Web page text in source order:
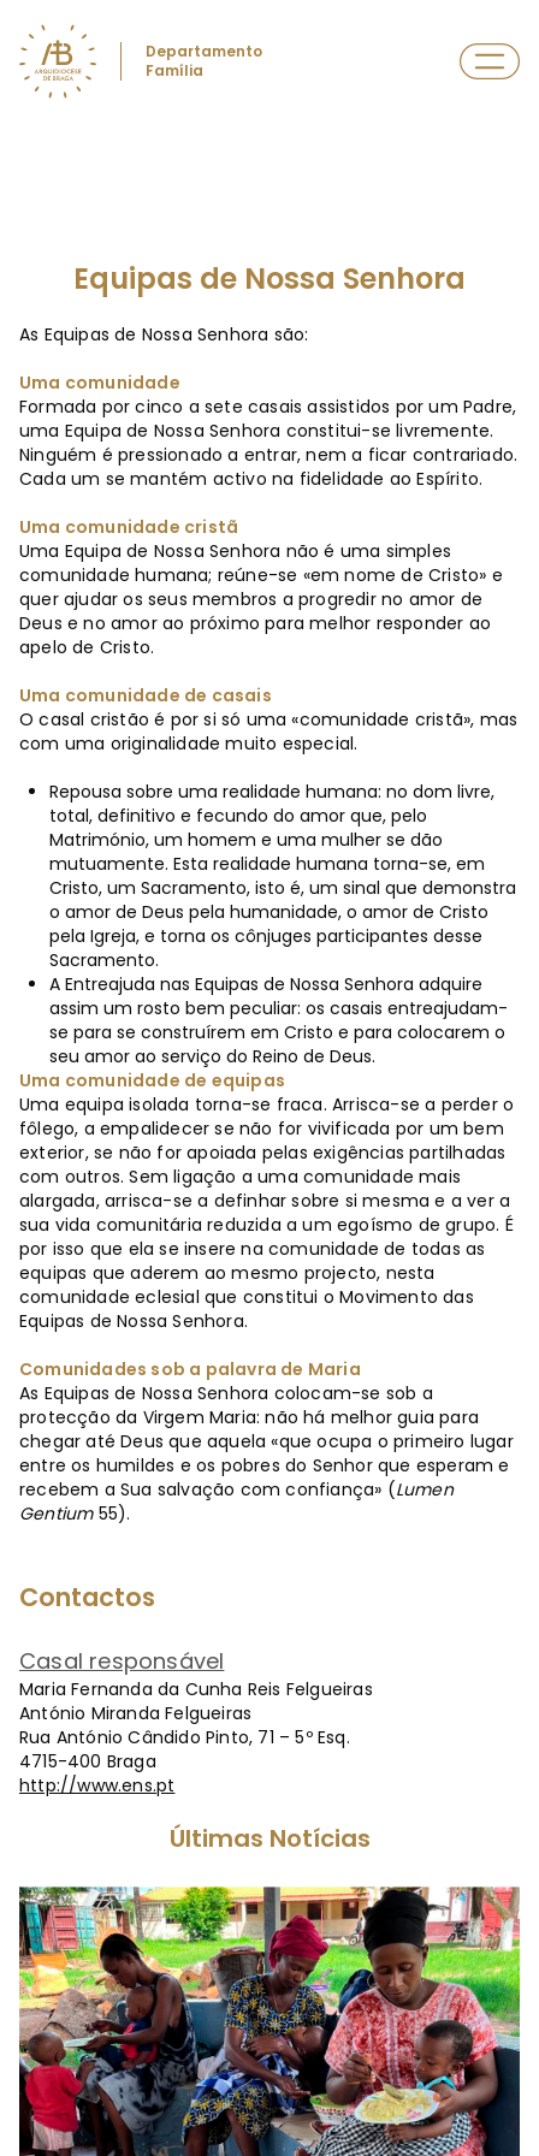
Departamento
Família
Equipas de Nossa Senhora
As Equipas de Nossa Senhora são:
Uma comunidade
Formada por cinco a sete casais assistidos por um Padre,
uma Equipa de Nossa Senhora constitui-se livremente.
Ninguém é pressionado a entrar, nem a ficar contrariado.
Cada um se mantém activo na fidelidade ao Espírito.
Uma comunidade cristã
Uma Equipa de Nossa Senhora não é uma simples
comunidade humana; reúne-se «em nome de Cristo» e
quer ajudar os seus membros a progredir no amor de
Deus e no amor ao próximo para melhor responder ao
apelo de Cristo.
Uma comunidade de casais
O casal cristão é por si só uma «comunidade cristã», mas
com uma originalidade muito especial.
Repousa sobre uma realidade humana: no dom livre,
total, definitivo e fecundo do amor que, pelo
Matrimónio, um homem e uma mulher se dão
mutuamente. Esta realidade humana torna-se, em
Cristo, um Sacramento, isto é, um sinal que demonstra
o amor de Deus pela humanidade, o amor de Cristo
pela Igreja, e torna os cônjuges participantes desse
Sacramento.
A Entreajuda nas Equipas de Nossa Senhora adquire
assim um rosto bem peculiar: os casais entreajudam-
se para se construírem em Cristo e para colocarem o
seu amor ao serviço do Reino de Deus.
Uma comunidade de equipas
Uma equipa isolada torna-se fraca. Arrisca-se a perder o
fôlego, a empalidecer se não for vivificada por um bem
exterior, se não for apoiada pelas exigências partilhadas
com outros. Sem ligação a uma comunidade mais
alargada, arrisca-se a definhar sobre si mesma e a ver a
sua vida comunitária reduzida a um egoísmo de grupo. É
por isso que ela se insere na comunidade de todas as
equipas que aderem ao mesmo projecto, nesta
comunidade eclesial que constitui o Movimento das
Equipas de Nossa Senhora.
Comunidades sob a palavra de Maria
As Equipas de Nossa Senhora colocam-se sob a
protecção da Virgem Maria: não há melhor guia para
chegar até Deus que aquela «que ocupa o primeiro lugar
entre os humildes e os pobres do Senhor que esperam e
recebem a Sua salvação com confiança» (Lumen
Gentium55).
Contactos
Casal responsável
Maria Fernanda da Cunha Reis Felgueiras
António Miranda Felgueiras
Rua António Cândido Pinto, 71 – 5º Esq.
4715-400 Braga
http://www.ens.pt
Últimas Notícias